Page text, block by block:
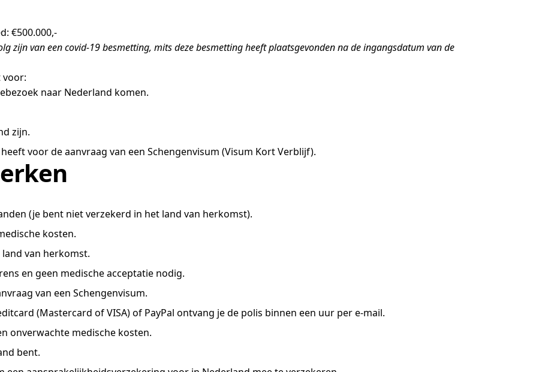
€500.000,-
zijn van een covid-19 besmetting, mits deze besmetting heeft plaatsgevonden na de ingangsdatum van de
voor:
naar Nederland komen.
zijn.
voor de aanvraag van een Schengenvisum (Visum Kort Verblijf).
(je bent niet verzekerd in het land van herkomst).
kosten.
van herkomst.
en geen medische acceptatie nodig.
van een Schengenvisum.
(Mastercard of VISA) of PayPal ontvang je de polis binnen een uur per e-mail.
onverwachte medische kosten.
bent.